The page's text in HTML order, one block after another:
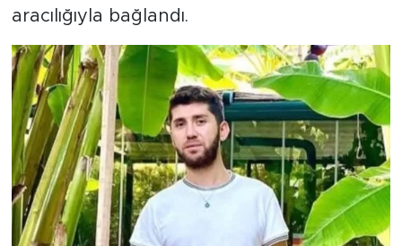
aracılığıyla bağlandı.